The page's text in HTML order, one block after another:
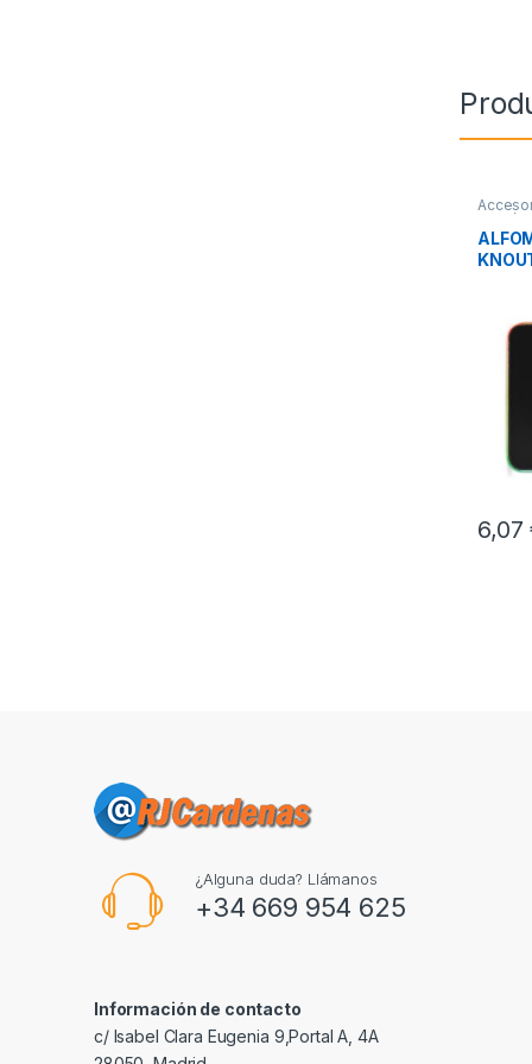
6,07
¿Alguna duda? Llámanos
+34 669 954 625
Información de contacto
c/ Isabel Clara Eugenia 9,Portal A, 4A